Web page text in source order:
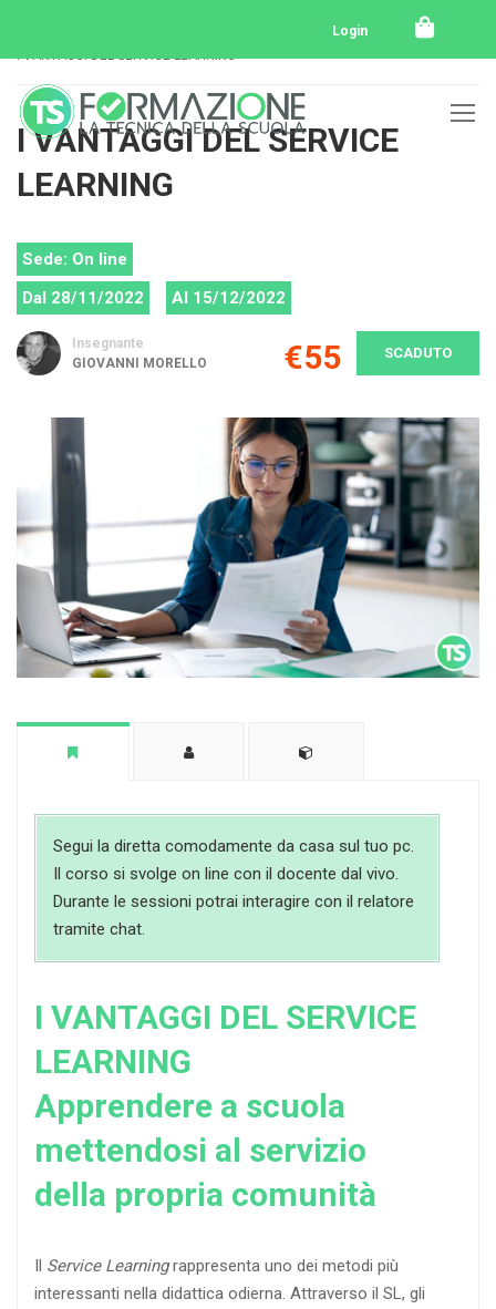
Login
I VANTAGGI DEL SERVICE LEARNING
I VANTAGGI DEL SERVICE
LEARNING
Sede: On line
Dal 28/11/2022
Al 15/12/2022
Insegnante
GIOVANNI MORELLO
€55 SCADUTO
Segui la diretta comodamente da casa sul tuo pc.
Il corso si svolge on line con il docente dal vivo.
Durante le sessioni potrai interagire con il relatore
tramite chat.
I VANTAGGI DEL SERVICE
LEARNING
Apprendere a scuola
mettendosi al servizio
della propria comunità
Il Service Learningrappresenta uno dei metodi più
interessanti nella didattica odierna. Attraverso il SL, gli